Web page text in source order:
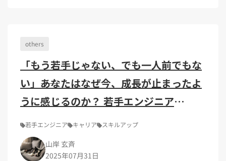
others
「もう若手じゃない、でも一人前でもな
い」――あなたはなぜ今、成長が止まったよ
うに感じるのか？ 若手エンジニア
の“壁”とその先
若手エンジニア キャリア スキルアップ
山岸 玄斉
2025年07月31日